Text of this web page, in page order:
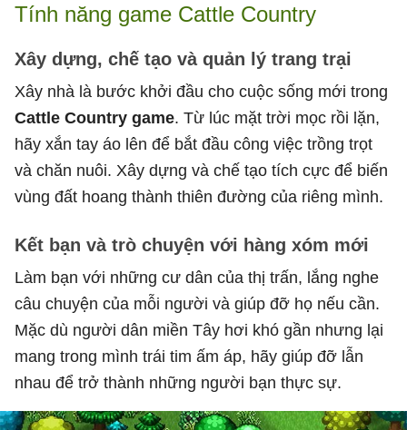
Tính năng game Cattle Country
Xây dựng, chế tạo và quản lý trang trại
Xây nhà là bước khởi đầu cho cuộc sống mới trong
Cattle Country game. Từ lúc mặt trời mọc rồi lặn,
hãy xắn tay áo lên để bắt đầu công việc trồng trọt
và chăn nuôi. Xây dựng và chế tạo tích cực để biến
vùng đất hoang thành thiên đường của riêng mình.
Kết bạn và trò chuyện với hàng xóm mới
Làm bạn với những cư dân của thị trấn, lắng nghe
câu chuyện của mỗi người và giúp đỡ họ nếu cần.
Mặc dù người dân miền Tây hơi khó gần nhưng lại
mang trong mình trái tim ấm áp, hãy giúp đỡ lẫn
nhau để trở thành những người bạn thực sự.